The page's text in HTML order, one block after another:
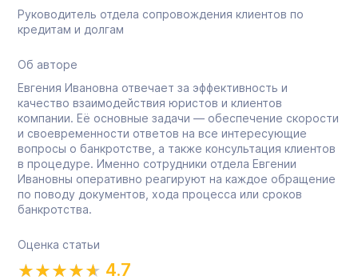
Руководитель отдела сопровождения клиентов по
кредитам и долгам
Об авторе
Евгения Ивановна отвечает за эффективность и
качество взаимодействия юристов и клиентов
компании. Её основные задачи — обеспечение скорости
и своевременности ответов на все интересующие
вопросы о банкротстве, а также консультация клиентов
в процедуре. Именно сотрудники отдела Евгении
Ивановны оперативно реагируют на каждое обращение
по поводу документов, хода процесса или сроков
банкротства.
Оценка статьи
4.7